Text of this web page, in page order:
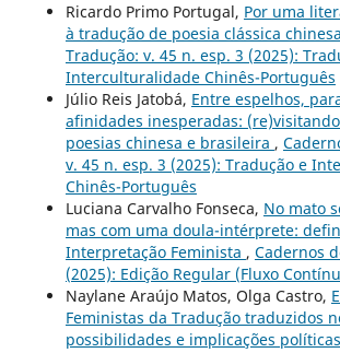
Ricardo Primo Portugal, Por uma
à tradução de poesia clássica chinesa
Tradução: v. 45 n. esp. 3 (2025):
Interculturalidade Chinês-Português
Júlio Reis Jatobá, Entre espelhos,
afinidades inesperadas:
poesias chinesa e brasileira ,
v. 45 n. esp. 3 (2025): Tradução e
Chinês-Português
Luciana Carvalho Fonseca, No mato
mas com uma doula-intérprete:
Interpretação Feminista , Cadernos
(2025): Edição Regular (Fluxo
Naylane Araújo Matos, Olga Castro,
Feministas da Tradução traduzidos
possibilidades e implicações políticas